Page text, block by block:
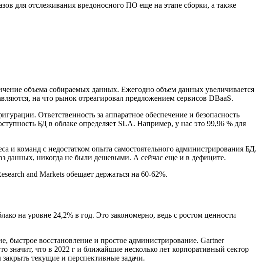
для отслеживания вредоносного ПО еще на этапе сборки, а также
объема собираемых данных. Ежегодно объем данных увеличивается
на что рынок отреагировал предложением сервисов DBaaS.
Ответственность за аппаратное обеспечение и безопасность
БД в облаке определяет SLA. Например, у нас это 99,96 % для
и команд с недостатком опыта самостоятельного администрирования БД.
данных, никогда не были дешевыми. А сейчас еще и в дефиците.
and Markets обещает держаться на 60-62%.
на уровне 24,2% в год. Это закономерно, ведь с ростом ценности
быстрое восстановление и простое администрирование. Gartner
значит, что в 2022 г и ближайшие несколько лет корпоративный сектор
текущие и перспективные задачи.